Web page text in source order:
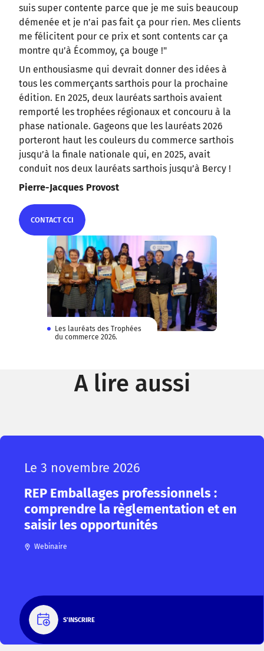
suis super contente parce que je me suis beaucoup
démenée et je n’ai pas fait ça pour rien. Mes clients
me félicitent pour ce prix et sont contents car ça
montre qu’à Écommoy, ça bouge !"
Un enthousiasme qui devrait donner des idées à
tous les commerçants sarthois pour la prochaine
édition. En 2025, deux lauréats sarthois avaient
remporté les trophées régionaux et concouru à la
phase nationale. Gageons que les lauréats 2026
porteront haut les couleurs du commerce sarthois
jusqu’à la finale nationale qui, en 2025, avait
conduit nos deux lauréats sarthois jusqu’à Bercy !
Pierre-Jacques Provost
CONTACT CCI
CONTACT CCI
Les lauréats des Trophées
du commerce 2026.
A lire aussi
Le 3 novembre 2026
REP Emballages professionnels :
comprendre la règlementation et en
saisir les opportunités
Webinaire
S'INSCRIRE